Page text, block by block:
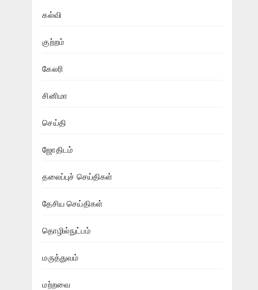
கல்வி
குற்றம்
கேலரி
சினிமா
செய்தி
ஜோதிடம்
தலைப்புச் செய்திகள்
தேசிய செய்திகள்
தொழில்நுட்பம்
மருத்துவம்
மற்றவை